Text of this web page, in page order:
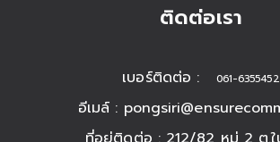
ติดต่อเรา
เบอร์ติดต่อ : 061-6355452
อีเมล์ :